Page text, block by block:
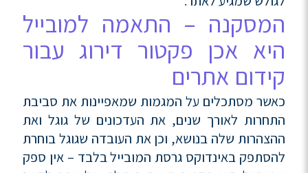
המסקנה – התאמה למובייל
היא אכן פקטור דירוג עבור
קידום אתרים
כאשר מסתכלים על המגמות שמאפיינות את סביבת
התחרות לאורך שנים, את העדכונים של גוגל ואת
ההצהרות שלה בנושא, וכן את העובדה שגוגל בוחרת
להסתפק באינדוקס גרסת המובייל בלבד – אין ספק